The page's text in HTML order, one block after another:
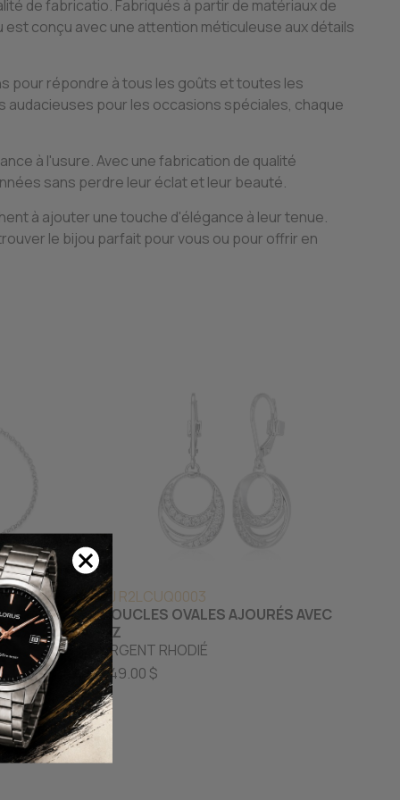
de fabricatio. Fabriqués à partir de matériaux de
conçu avec une attention méticuleuse aux détails
pour répondre à tous les goûts et toutes les
audacieuses pour les occasions spéciales, chaque
à l'usure. Avec une fabrication de qualité
sans perdre leur éclat et leur beauté.
à ajouter une touche d'élégance à leur tenue.
le bijou parfait pour vous ou pour offrir en
AJOURÉ
PJ R2LCUQ0003
BOUCLES OVALES AJOURÉS AVEC
CZ
ARGENT RHODIÉ
249.00 $